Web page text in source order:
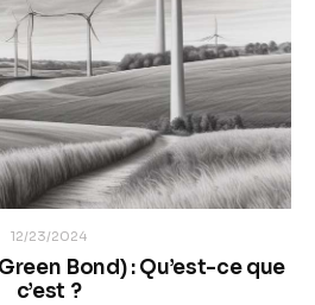
12/23/2024
Bond) : Qu’est-ce que
c’est ?